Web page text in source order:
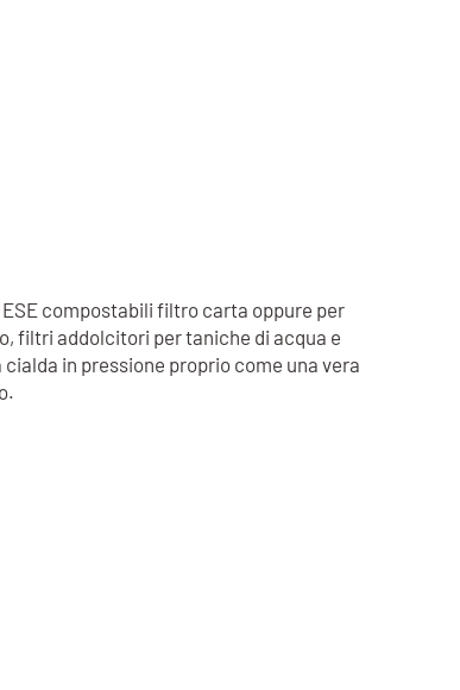
compostabili filtro carta oppure per
filtri addolcitori per taniche di acqua e
in pressione proprio come una vera